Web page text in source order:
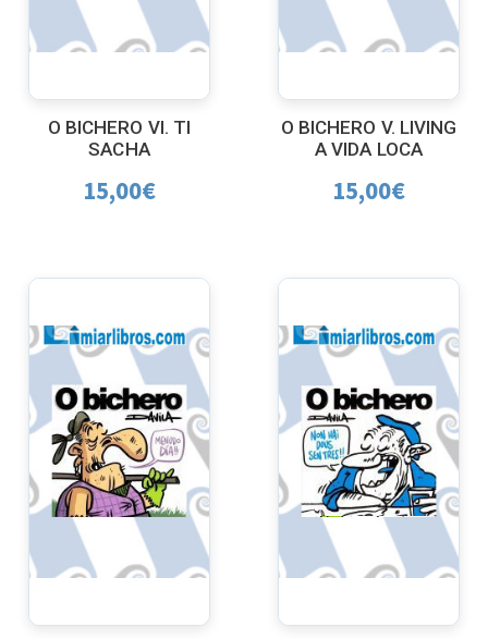
O BICHERO VI. TI
SACHA
15,00€
O BICHERO V. LIVING
A VIDA LOCA
15,00€